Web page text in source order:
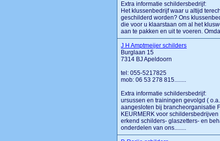
Extra informatie schildersbedrijf:
Het klussenbedrijf waar u altijd
geschilderd worden? Ons
die voor u klaarstaan om al het
aan te pakken en uit te voeren.
J H Amptmeijer schilders
Burglaan 15
7314 BJ Apeldoorn
tel: 055-5217825
mob: 06 53 278 815........
Extra informatie schildersbedrijf:
ursussen en trainingen gevolgd (
aangesloten bij brancheorganisatie
KEURMERK voor
erkend schilders- glaszetters- en
onderdelen van ons........